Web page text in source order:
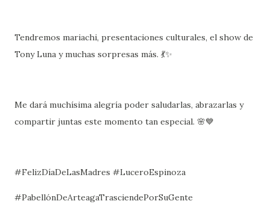
Tendremos mariachi, presentaciones culturales, el show de
Tony Luna y muchas sorpresas más. 💃✨
Me dará muchísima alegría poder saludarlas, abrazarlas y
compartir juntas este momento tan especial. 🌸💙
#FelizDíaDeLasMadres #LuceroEspinoza
#PabellónDeArteagaTrasciendePorSuGente